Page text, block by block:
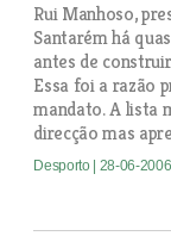
Rui Manhoso,
Santarém há
antes de
Essa foi a razão
mandato. A lista
direcção mas
Desporto | 28-06-2006